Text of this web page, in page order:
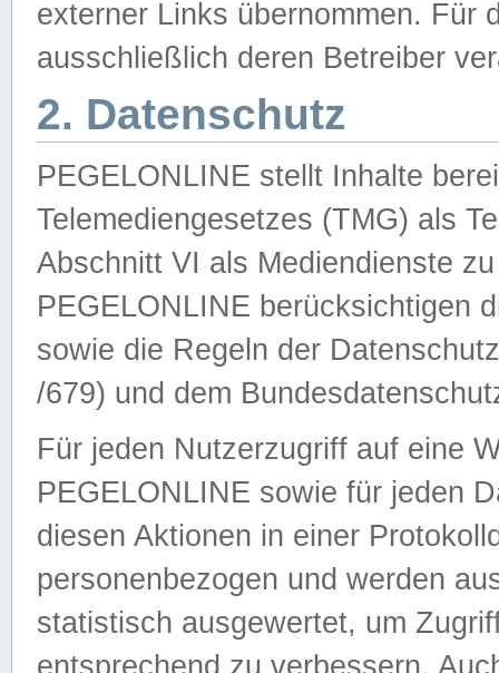
externer Links übernommen. Für
ausschließlich deren Betreiber
2. Datenschutz
PEGELONLINE stellt Inhalte
Telemediengesetzes (TMG) als
Abschnitt VI als Mediendienste
PEGELONLINE berücksichtigen
sowie die Regeln der
/679) und dem
Für jeden Nutzerzugriff auf eine
PEGELONLINE sowie für jeden
diesen Aktionen in einer
personenbezogen und werden
statistisch ausgewertet, um
entsprechend zu verbessern.